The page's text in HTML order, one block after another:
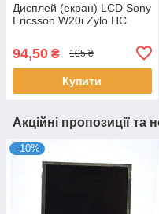
Дисплей (екран) LCD Sony
Ericsson W20i Zylo HC
94,50 ₴ 105 ₴
Купити
Акційні пропозиції та
–10%